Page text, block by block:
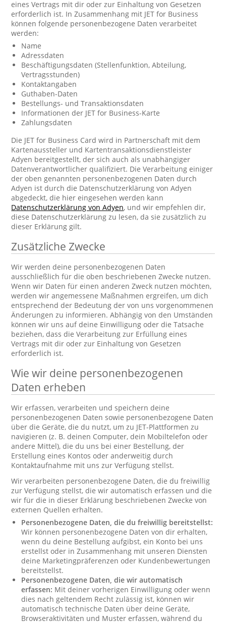
eines Vertrags mit dir oder zur Einhaltung von Gesetzen
erforderlich ist. In Zusammenhang mit JET for Business
können folgende personenbezogene Daten verarbeitet
werden:
Name
Adressdaten
Beschäftigungsdaten (Stellenfunktion, Abteilung,
Vertragsstunden)
Kontaktangaben
Guthaben-Daten
Bestellungs- und Transaktionsdaten
Informationen der JET for Business-Karte
Zahlungsdaten
Die JET for Business Card wird in Partnerschaft mit dem
Kartenaussteller und Kartentransaktionsdienstleister
Adyen bereitgestellt, der sich auch als unabhängiger
Datenverantwortlicher qualifiziert. Die Verarbeitung einiger
der oben genannten personenbezogenen Daten durch
Adyen ist durch die Datenschutzerklärung von Adyen
abgedeckt, die hier eingesehen werden kann
Datenschutzerklärung von Adyen, und wir empfehlen dir,
diese Datenschutzerklärung zu lesen, da sie zusätzlich zu
dieser Erklärung gilt.
Zusätzliche Zwecke
Wir werden deine personenbezogenen Daten
ausschließlich für die oben beschriebenen Zwecke nutzen.
Wenn wir Daten für einen anderen Zweck nutzen möchten,
werden wir angemessene Maßnahmen ergreifen, um dich
entsprechend der Bedeutung der von uns vorgenommenen
Änderungen zu informieren. Abhängig von den Umständen
können wir uns auf deine Einwilligung oder die Tatsache
beziehen, dass die Verarbeitung zur Erfüllung eines
Vertrags mit dir oder zur Einhaltung von Gesetzen
erforderlich ist.
Wie wir deine personenbezogenen
Daten erheben
Wir erfassen, verarbeiten und speichern deine
personenbezogenen Daten sowie personenbezogene Daten
über die Geräte, die du nutzt, um zu JET-Plattformen zu
navigieren (z. B. deinen Computer, dein Mobiltelefon oder
andere Mittel), die du uns bei einer Bestellung, der
Erstellung eines Kontos oder anderweitig durch
Kontaktaufnahme mit uns zur Verfügung stellst.
Wir verarbeiten personenbezogene Daten, die du freiwillig
zur Verfügung stellst, die wir automatisch erfassen und die
wir für die in dieser Erklärung beschriebenen Zwecke von
externen Quellen erhalten.
Personenbezogene Daten, die du freiwillig bereitstellst:
Wir können personenbezogene Daten von dir erhalten,
wenn du deine Bestellung aufgibst, ein Konto bei uns
erstellst oder in Zusammenhang mit unseren Diensten
deine Marketingpräferenzen oder Kundenbewertungen
bereitstellst.
Personenbezogene Daten, die wir automatisch
erfassen: Mit deiner vorherigen Einwilligung oder wenn
dies nach geltendem Recht zulässig ist, können wir
automatisch technische Daten über deine Geräte,
Browseraktivitäten und Muster erfassen, während du